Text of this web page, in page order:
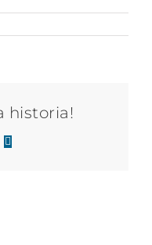
historia!
Correo